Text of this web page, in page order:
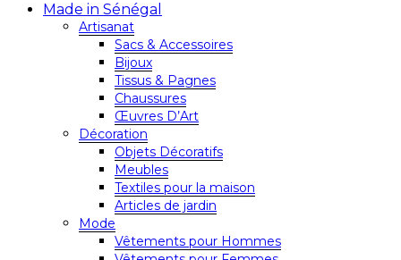
Made in Sénégal
Artisanat
Sacs & Accessoires
Bijoux
Tissus & Pagnes
Chaussures
Œuvres D’Art
Décoration
Objets Décoratifs
Meubles
Textiles pour la maison
Articles de jardin
Mode
Vêtements pour Hommes